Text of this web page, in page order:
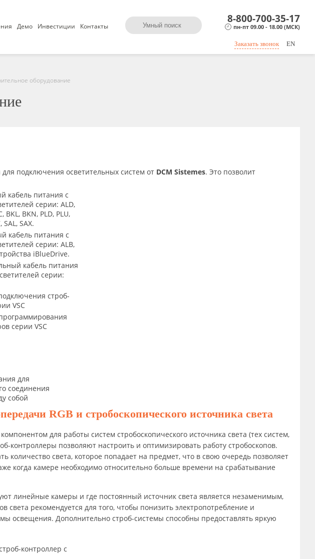
Заказать звонок EN
8-800-700-35-17
пн-пт 09.00 - 18.00 (МСК)
Демо Инвестиции Контакты
оборудование
подключения осветительных систем от DCM Sistemes. Это позволит
кабель питания с
серии: ALD,
BKL, BKN, PLD, PLU,
SAL, SAX.
кабель питания с
серии: ALB,
iBlueDrive.
кабель питания
серии:
строб-
VSC
серии VSC
для
соединения
собой
RGB и стробоскопического источника света
для работы систем стробоскопического источника света (тех систем,
контроллеры позволяют настроить и оптимизировать работу стробоскопов.
количество света, которое попадает на предмет, что в свою очередь позволяет
когда камере необходимо относительно больше времени на срабатывание
линейные камеры и где постоянный источник света является незаменимым,
света рекомендуется для того, чтобы понизить электропотребление и
освещения. Дополнительно строб-системы способны предоставлять яркую
контроллер с